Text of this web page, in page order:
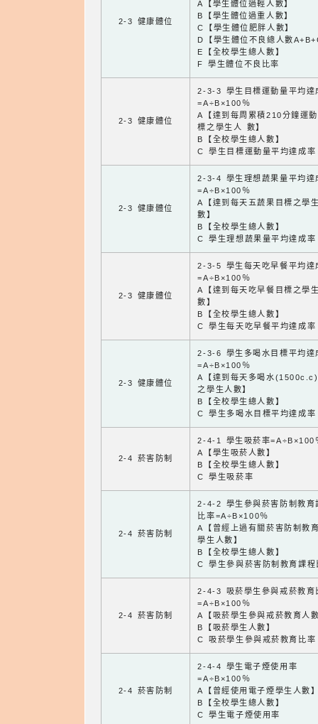
2-3 健康體位
A【學生體位過輕人數】
B【學生體位過重人數】
C【學生體位肥胖人數】
D【學生體位不良總人數
E【全校學生總人數】
F 學生體位不良比率
2-3 健康體位
2-3-3 學生目標運動量平均達
=A÷B×100％
A【達到每周累積210分鐘運
標之學生人 數】
B【全校學生總人數】
C 學生目標運動量平均達成率
2-3 健康體位
2-3-4 學生理想蔬果量平均達
=A÷B×100％
A【達到每天五蔬果目標之學
數】
B【全校學生總人數】
C 學生理想蔬果量平均達成率
2-3 健康體位
2-3-5 學生每天吃早餐平均達
=A÷B×100％
A【達到每天吃早餐目標之學
數】
B【全校學生總人數】
C 學生每天吃早餐平均達成率
2-3 健康體位
2-3-6 學生多喝水目標平均達
=A÷B×100％
A【達到每天多喝水
之學生人數】
B【全校學生總人數】
C 學生多喝水目標平均達成率
2-4 菸害防制
2-4-1 學生吸菸率=A÷B×100
A【學生吸菸人數】
B【全校學生總人數】
C 學生吸菸率
2-4 菸害防制
2-4-2 學生參與菸害防制教育
比率=A÷B×100％
A【曾經上過有關菸害防制教
學生人數】
B【全校學生總人數】
C 學生參與菸害防制教育課程
2-4 菸害防制
2-4-3 吸菸學生參與戒菸教育
=A÷B×100％
A【吸菸學生參與戒菸教育人
B【吸菸學生人數】
C 吸菸學生參與戒菸教育比率
2-4 菸害防制
2-4-4 學生電子煙使用率
=A÷B×100％
A【曾經使用電子煙學生人數
B【全校學生總人數】
C 學生電子煙使用率